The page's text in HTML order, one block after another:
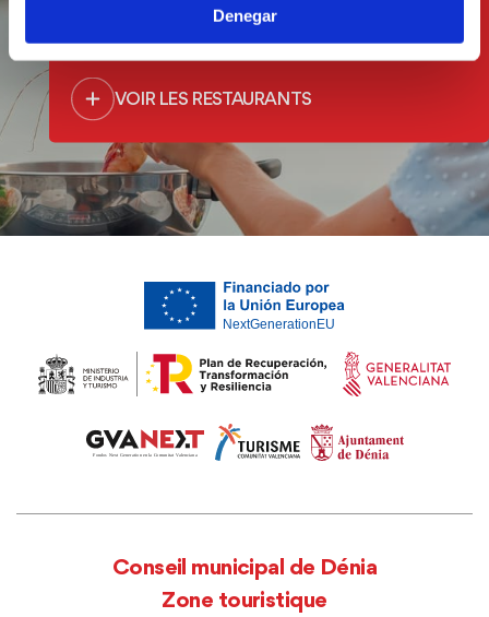
Denegar
VOIR LES RESTAURANTS
Conseil municipal de Dénia
Zone touristique